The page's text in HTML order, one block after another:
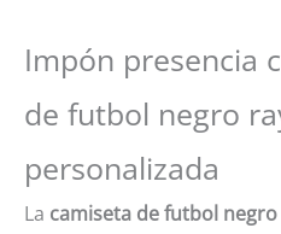
cantidad
Impón presencia
de futbol negro
personalizada
La camiseta de futbol